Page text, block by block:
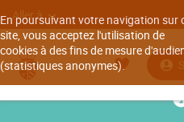
En poursuivant votre navigation sur
site, vous acceptez l'utilisation de
cookies à des fins de mesure
(statistiques anonymes).
Aller à